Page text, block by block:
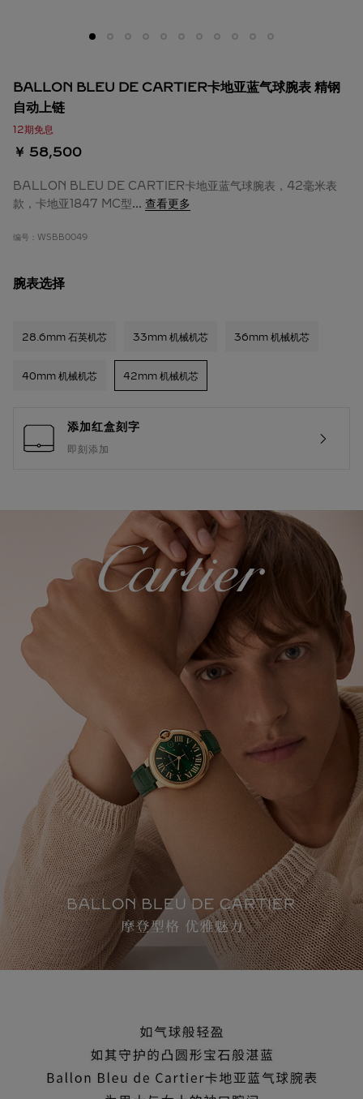
BALLON BLEU DE CARTIER卡地亚蓝气球腕表 精钢
自动上链
12期免息
￥ 58,500
BALLON BLEU DE CARTIER卡地亚蓝气球腕表，42毫米表
款，卡地亚1847 MC型... 查看更多
编号： WSBB0049
腕表选择
28.6mm 石英机芯 33mm 机械机芯 36mm 机械机芯
40mm 机械机芯 42mm 机械机芯
添加红盒刻字
即刻添加